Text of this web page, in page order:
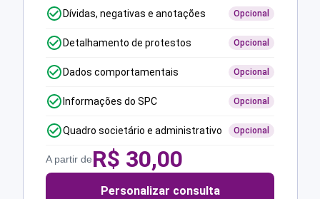
Dívidas, negativas e anotações Opcional
Detalhamento de protestos Opcional
Dados comportamentais Opcional
Informações do SPC Opcional
Quadro societário e administrativo Opcional
A partir deR$ 30,00
Personalizar consulta